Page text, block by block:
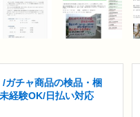
/ガチャ商品の検品・梱
経験OK/日払い対応